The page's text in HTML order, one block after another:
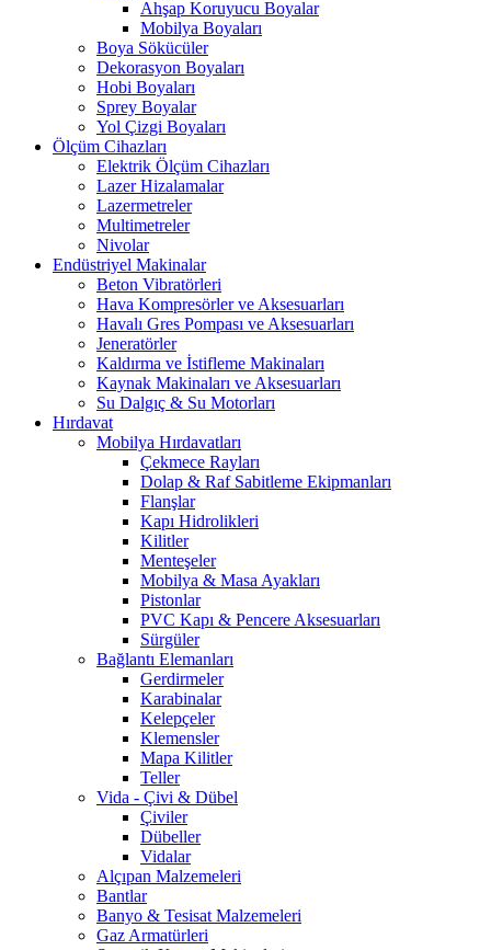
Ahşap Koruyucu Boyalar
Mobilya Boyaları
Boya Sökücüler
Dekorasyon Boyaları
Hobi Boyaları
Sprey Boyalar
Yol Çizgi Boyaları
Ölçüm Cihazları
Elektrik Ölçüm Cihazları
Lazer Hizalamalar
Lazermetreler
Multimetreler
Nivolar
Endüstriyel Makinalar
Beton Vibratörleri
Hava Kompresörler ve Aksesuarları
Havalı Gres Pompası ve Aksesuarları
Jeneratörler
Kaldırma ve İstifleme Makinaları
Kaynak Makinaları ve Aksesuarları
Su Dalgıç & Su Motorları
Hırdavat
Mobilya Hırdavatları
Çekmece Rayları
Dolap & Raf Sabitleme Ekipmanları
Flanşlar
Kapı Hidrolikleri
Kilitler
Menteşeler
Mobilya & Masa Ayakları
Pistonlar
PVC Kapı & Pencere Aksesuarları
Sürgüler
Bağlantı Elemanları
Gerdirmeler
Karabinalar
Kelepçeler
Klemensler
Mapa Kilitler
Teller
Vida - Çivi & Dübel
Çiviler
Dübeller
Vidalar
Alçıpan Malzemeleri
Bantlar
Banyo & Tesisat Malzemeleri
Gaz Armatürleri